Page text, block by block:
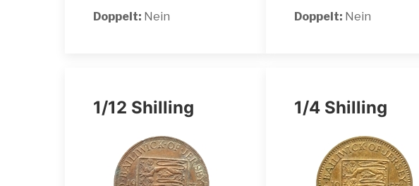
Doppelt: Nein
Doppelt: Nein
1/12 Shilling 1/4 Shilling